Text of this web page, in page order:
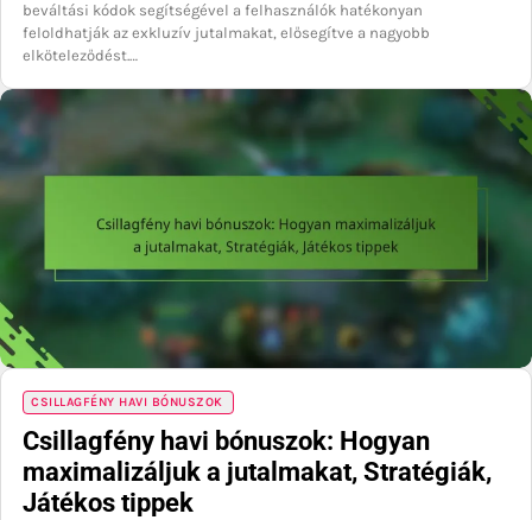
beváltási kódok segítségével a felhasználók hatékonyan
feloldhatják az exkluzív jutalmakat, elősegítve a nagyobb
elköteleződést.…
CSILLAGFÉNY HAVI BÓNUSZOK
Csillagfény havi bónuszok: Hogyan
maximalizáljuk a jutalmakat, Stratégiák,
Játékos tippek